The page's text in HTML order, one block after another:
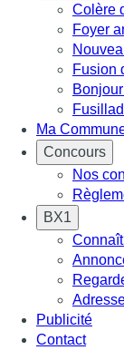
Colère
Foyer
Fusion
Ma
Concours
Nos
BX1
Publicité
Contact